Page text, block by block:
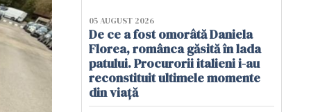
05 AUGUST 2026
De ce a fost omorâtă Daniela
Florea, românca găsită în lada
patului. Procurorii italieni i-au
reconstituit ultimele momente
din viață